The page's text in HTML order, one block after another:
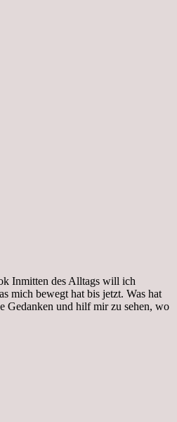
Inmitten des Alltags will ich
mich bewegt hat bis jetzt. Was hat
Gedanken und hilf mir zu sehen, wo